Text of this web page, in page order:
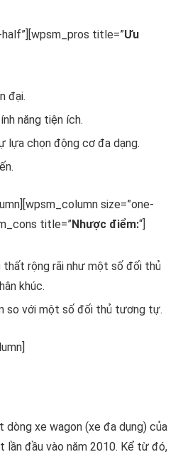
title=”Ưu
đại.
năng tiện ích.
lựa chọn động cơ đa dạng.
size=”one-
title=”Nhược điểm:“]
thất rộng rãi như một số đối thủ
khúc.
so với một số đối thủ tương tự.
dòng xe wagon (xe đa dụng) của
lần đầu vào năm 2010. Kể từ đó,